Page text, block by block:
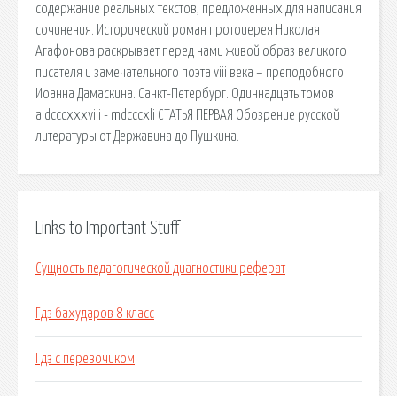
содержание реальных текстов, предложенных для написания
сочинения. Исторический роман протоиерея Николая
Агафонова раскрывает перед нами живой образ великого
писателя и замечательного поэта viii века – преподобного
Иоанна Дамаскина. Санкт-Петербург. Одиннадцать томов
aidcccxxxviii - mdcccxli СТАТЬЯ ПЕРВАЯ Обозрение русской
литературы от Державина до Пушкина.
Links to Important Stuff
Сущность педагогической диагностики реферат
Гдз бахударов 8 класс
Гдз с перевочиком